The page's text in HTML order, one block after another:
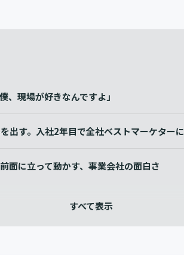
、現場が好きなんですよ」
出す。入社2年目で全社ベストマーケターに
面に立って動かす、事業会社の面白さ